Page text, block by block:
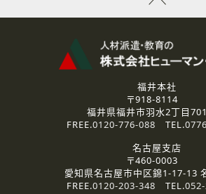
資料送付、受講相談に関するご連絡の
その他、お問い合わせの内容に回答する
なお、ご連絡手段は、電話・Ｅメールの
2.個人情報の第三者提供
ご提供いただいた個人情報は、法令等の規
3.個人情報の取り扱いの委託
弊社の定める個人情報保護の評価基準を満
人情報を委託する場合があります。
福井本社
〒918-8114
福井県福井市羽水2丁目
FREE.0120-776-088 TEL.
名古屋支店
〒460-0003
愛知県名古屋市中区錦1-17-13
FREE.0120-203-348 TEL.